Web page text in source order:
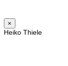
×
Heiko Thiele